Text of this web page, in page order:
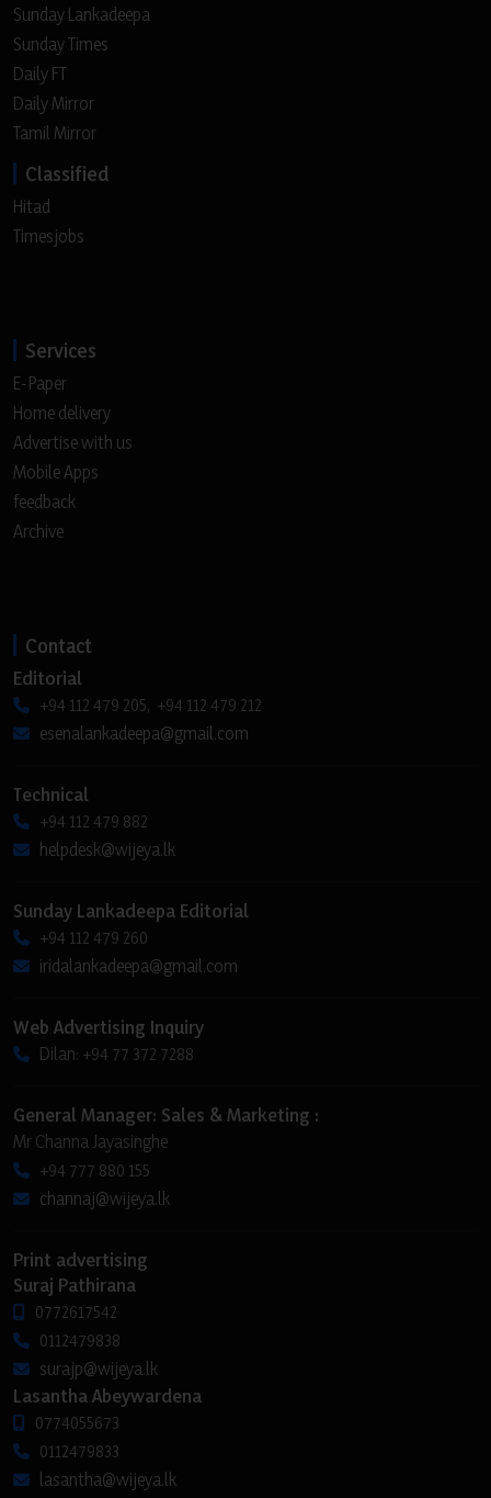
Sunday Lankadeepa
Sunday Times
Daily FT
Daily Mirror
Tamil Mirror
Classified
Hitad
Timesjobs
Services
E-Paper
Home delivery
Advertise with us
Mobile Apps
feedback
Archive
Contact
Editorial
+94 112 479 205, +94 112 479 212
esenalankadeepa@gmail.com
Technical
+94 112 479 882
helpdesk@wijeya.lk
Sunday Lankadeepa Editorial
+94 112 479 260
iridalankadeepa@gmail.com
Web Advertising Inquiry
Dilan: +94 77 372 7288
General Manager: Sales & Marketing :
Mr Channa Jayasinghe
+94 777 880 155
channaj@wijeya.lk
Print advertising
Suraj Pathirana
0772617542
0112479838
surajp@wijeya.lk
Lasantha Abeywardena
0774055673
0112479833
lasantha@wijeya.lk